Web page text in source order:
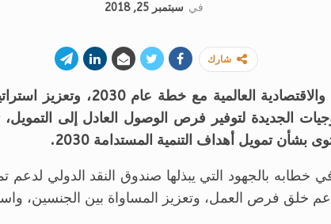
في سبتمبر 25, 2018
شارك
العمل على مواءمة السياسات
الجديدة لتوفير فرص الوصول العادل إلى
تمويل أهداف التنمية المستدامة 2030.
خلق فرص العمل، وتعزيز المساواة بين الجنسين،